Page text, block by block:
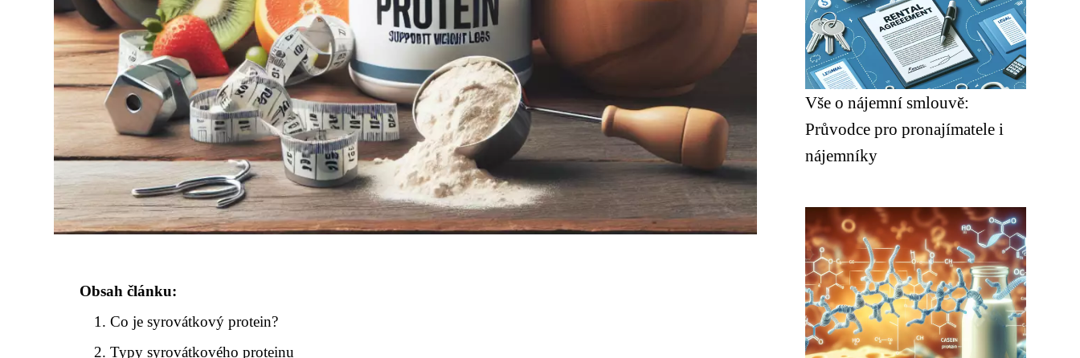
Obsah článku:
Co je syrovátkový protein?
Typy syrovátkového proteinu
Vše o nájemní smlouvě:
Průvodce pro pronajímatele i
nájemníky